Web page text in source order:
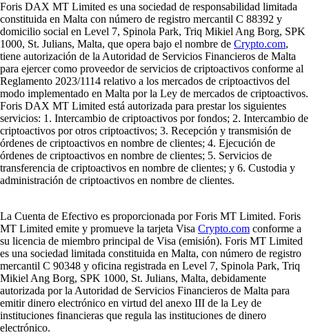
Foris DAX MT Limited es una sociedad de responsabilidad limitada
constituida en Malta con número de registro mercantil C 88392 y
domicilio social en Level 7, Spinola Park, Triq Mikiel Ang Borg, SPK
1000, St. Julians, Malta, que opera bajo el nombre de Crypto.com,
tiene autorización de la Autoridad de Servicios Financieros de Malta
para ejercer como proveedor de servicios de criptoactivos conforme al
Reglamento 2023/1114 relativo a los mercados de criptoactivos del
modo implementado en Malta por la Ley de mercados de criptoactivos.
Foris DAX MT Limited está autorizada para prestar los siguientes
servicios: 1. Intercambio de criptoactivos por fondos; 2. Intercambio de
criptoactivos por otros criptoactivos; 3. Recepción y transmisión de
órdenes de criptoactivos en nombre de clientes; 4. Ejecución de
órdenes de criptoactivos en nombre de clientes; 5. Servicios de
transferencia de criptoactivos en nombre de clientes; y 6. Custodia y
administración de criptoactivos en nombre de clientes.
La Cuenta de Efectivo es proporcionada por Foris MT Limited. Foris
MT Limited emite y promueve la tarjeta Visa Crypto.com conforme a
su licencia de miembro principal de Visa (emisión). Foris MT Limited
es una sociedad limitada constituida en Malta, con número de registro
mercantil C 90348 y oficina registrada en Level 7, Spinola Park, Triq
Mikiel Ang Borg, SPK 1000, St. Julians, Malta, debidamente
autorizada por la Autoridad de Servicios Financieros de Malta para
emitir dinero electrónico en virtud del anexo III de la Ley de
instituciones financieras que regula las instituciones de dinero
electrónico.